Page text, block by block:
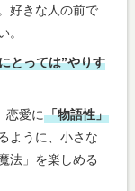
好きな人の前で
とっては”やりす
恋愛に「物語性」
ように、小さな
法」を楽しめる